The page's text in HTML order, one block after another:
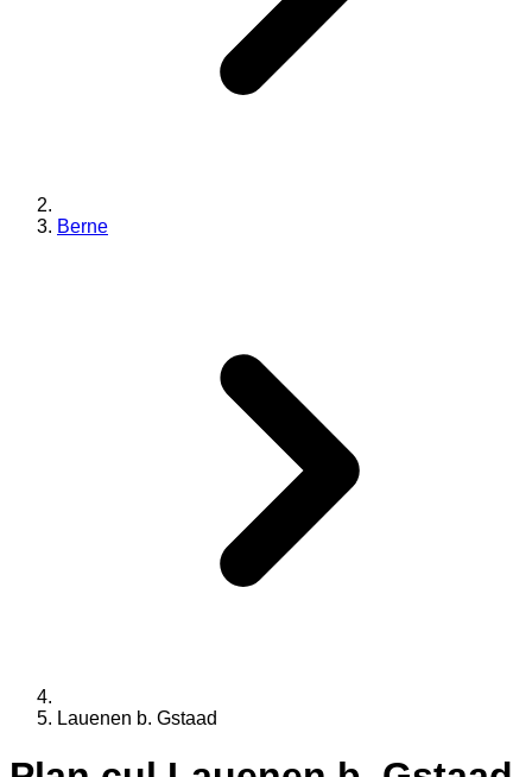
Berne
Lauenen b. Gstaad